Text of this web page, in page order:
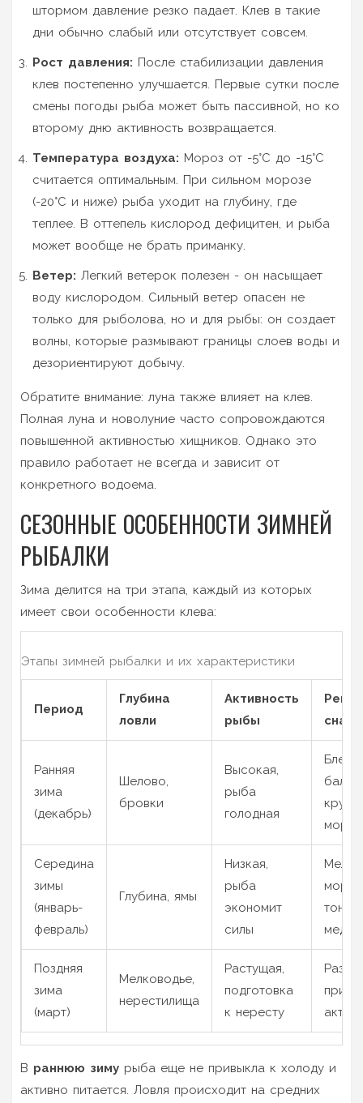
штормом давление резко падает. Клев в такие
дни обычно слабый или отсутствует совсем.
Рост давления: После стабилизации давления
клев постепенно улучшается. Первые сутки после
смены погоды рыба может быть пассивной, но ко
второму дню активность возвращается.
Температура воздуха: Мороз от -5°C до -15°C
считается оптимальным. При сильном морозе
(-20°C и ниже) рыба уходит на глубину, где
теплее. В оттепель кислород дефицитен, и рыба
может вообще не брать приманку.
Ветер: Легкий ветерок полезен - он насыщает
воду кислородом. Сильный ветер опасен не
только для рыболова, но и для рыбы: он создает
волны, которые размывают границы слоев воды и
дезориентируют добычу.
Обратите внимание: луна также влияет на клев.
Полная луна и новолуние часто сопровождаются
повышенной активностью хищников. Однако это
правило работает не всегда и зависит от
конкретного водоема.
СЕЗОННЫЕ ОСОБЕННОСТИ ЗИМНЕЙ
РЫБАЛКИ
Зима делится на три этапа, каждый из которых
имеет свои особенности клева:
Этапы зимней рыбалки и их характеристики
Период
Глубина
ловли
Активность
рыбы
Ранняя
зима
(декабрь)
Шелово,
бровки
Высокая,
рыба
голодная
Середина
зимы
(январь-
февраль)
Глубина, ямы
Низкая,
рыба
экономит
силы
Поздняя
зима
(март)
Мелководье,
нерестилища
Растущая,
подготовка
к нересту
В раннюю зиму рыба еще не привыкла к холоду и
активно питается. Ловля происходит на средних